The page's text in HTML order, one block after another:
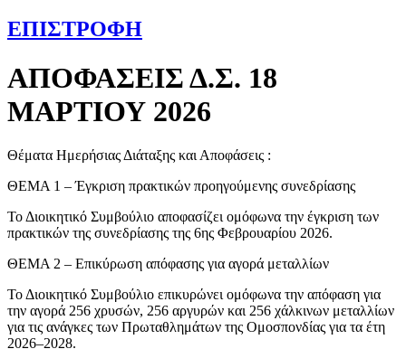
ΕΠΙΣΤΡΟΦΗ
ΑΠΟΦΑΣΕΙΣ Δ.Σ. 18
ΜΑΡΤΙΟΥ 2026
Θέματα Ημερήσιας Διάταξης και Αποφάσεις :
ΘΕΜΑ 1 – Έγκριση πρακτικών προηγούμενης συνεδρίασης
Το Διοικητικό Συμβούλιο αποφασίζει ομόφωνα την έγκριση των
πρακτικών της συνεδρίασης της 6ης Φεβρουαρίου 2026.
ΘΕΜΑ 2 – Επικύρωση απόφασης για αγορά μεταλλίων
Το Διοικητικό Συμβούλιο επικυρώνει ομόφωνα την απόφαση για
την αγορά 256 χρυσών, 256 αργυρών και 256 χάλκινων μεταλλίων
για τις ανάγκες των Πρωταθλημάτων της Ομοσπονδίας για τα έτη
2026–2028.